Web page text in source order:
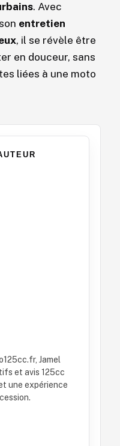
. Avec
entretien
, il se révèle être
en douceur, sans
liées à une moto
Jamel
et avis 125cc
une expérience